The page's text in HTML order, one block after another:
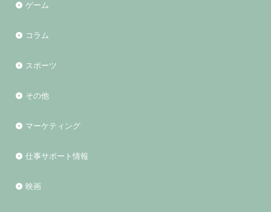
ゲーム
コラム
スポーツ
その他
マーケティング
仕事サポート情報
映画